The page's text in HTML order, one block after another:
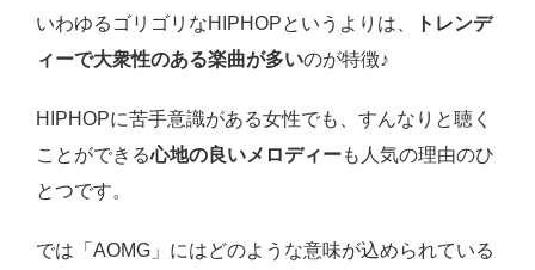
いわゆるゴリゴリなHIPHOPというよりは、
トレンデ
ィーで大衆性のある楽曲が多いのが特徴♪
HIPHOPに苦手意識がある女性でも、すんなりと聴く
ことができる心地の良いメロディーも人気の理由のひ
とつです。
では「AOMG」にはどのような意味が込められている